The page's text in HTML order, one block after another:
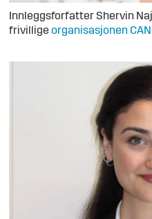
Innleggsforfatter Shervin
frivilligeorganisasjonen CAN